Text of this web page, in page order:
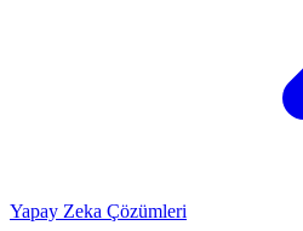
Yapay Zeka Çözümleri